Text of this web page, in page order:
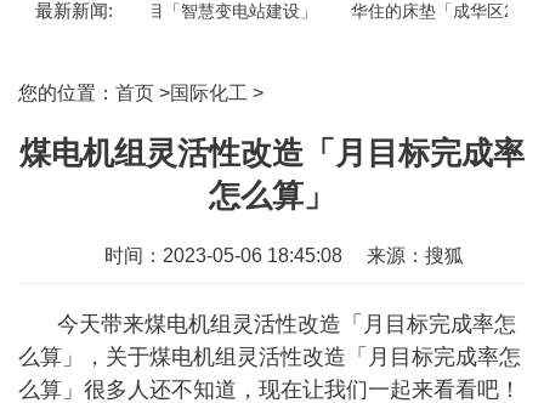
最新新闻:
伏变电站项目「智慧变电站建设」 华住的床垫「成华区2021年开始
您的位置： 首页 >国际化工 >
煤电机组灵活性改造「月目标完成率
怎么算」
时间：2023-05-06 18:45:08 来源：搜狐
今天带来煤电机组灵活性改造「月目标完成率怎
么算」，关于煤电机组灵活性改造「月目标完成率怎
么算」很多人还不知道，现在让我们一起来看看吧！